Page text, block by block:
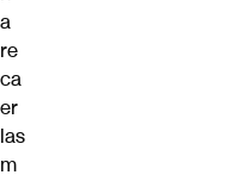
a
re
ca
er
las
m